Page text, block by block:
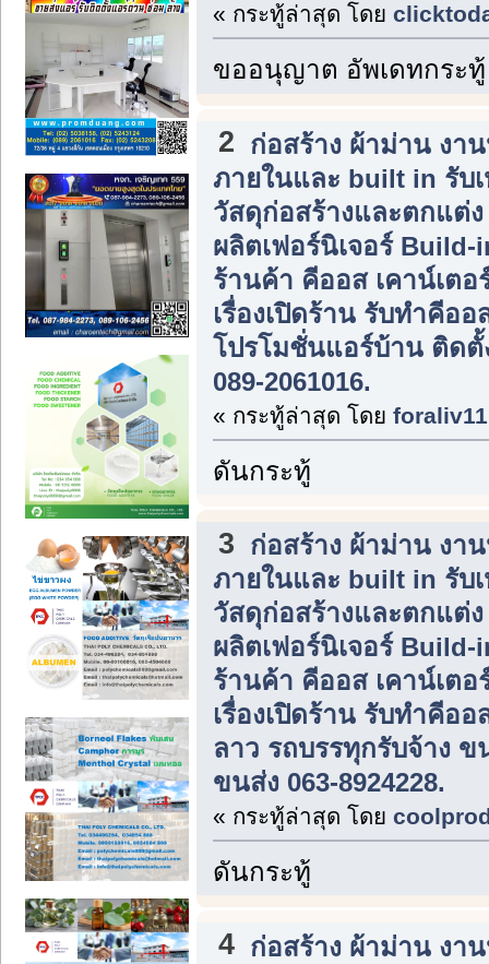
« กระทู้ล่าสุด โดย
ขออนุญาต อัพเดทกระทู้
2 ก่อสร้าง ผ้าม่าน งา
ภายในและ built in รับ
วัสดุก่อสร้างและตกแต่
ผลิตเฟอร์นิเจอร์
ร้านค้า คีออส เคาน์เตอ
เรื่องเปิดร้าน รับทำคีออ
โปรโมชั่นแอร์บ้าน ติด
089-2061016.
« กระทู้ล่าสุด โดย foraliv11
ดันกระทู้
3 ก่อสร้าง ผ้าม่าน งา
ภายในและ built in รับ
วัสดุก่อสร้างและตกแต่
ผลิตเฟอร์นิเจอร์
ร้านค้า คีออส เคาน์เตอ
เรื่องเปิดร้าน รับทำคีออ
ลาว รถบรรทุกรับจ้าง
ขนส่ง 063-8924228.
« กระทู้ล่าสุด โดย
ดันกระทู้
4 ก่อสร้าง ผ้าม่าน งา